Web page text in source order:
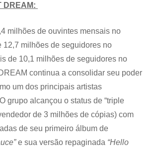
DREAM:
milhões de ouvintes mensais no
12,7 milhões de seguidores no
de 10,1 milhões de seguidores no
continua a consolidar seu poder
um dos principais artistas
grupo alcançou o status de “triple
de 3 milhões de cópias) com
de seu primeiro álbum de
e sua versão repaginada “Hello